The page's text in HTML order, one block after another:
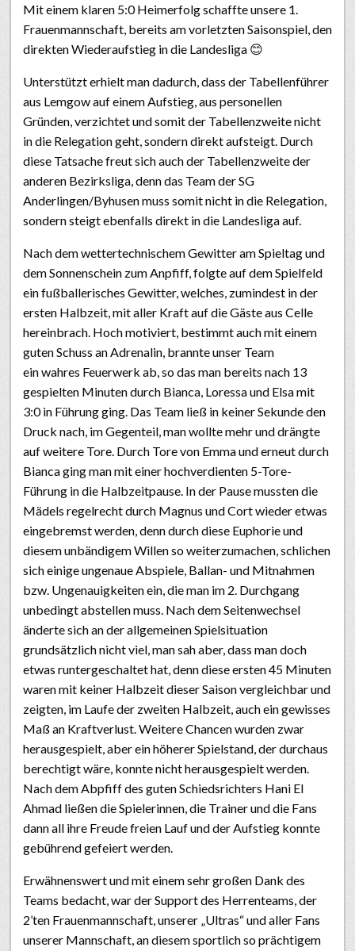
Mit einem klaren 5:0 Heimerfolg schaffte unsere 1.
Frauenmannschaft, bereits am vorletzten Saisonspiel, den
direkten Wiederaufstieg in die Landesliga 😊
Unterstützt erhielt man dadurch, dass der Tabellenführer
aus Lemgow auf einem Aufstieg, aus personellen
Gründen, verzichtet und somit der Tabellenzweite nicht
in die Relegation geht, sondern direkt aufsteigt. Durch
diese Tatsache freut sich auch der Tabellenzweite der
anderen Bezirksliga, denn das Team der SG
Anderlingen/Byhusen muss somit nicht in die Relegation,
sondern steigt ebenfalls direkt in die Landesliga auf.
Nach dem wettertechnischem Gewitter am Spieltag und
dem Sonnenschein zum Anpfiff, folgte auf dem Spielfeld
ein fußballerisches Gewitter, welches, zumindest in der
ersten Halbzeit, mit aller Kraft auf die Gäste aus Celle
hereinbrach. Hoch motiviert, bestimmt auch mit einem
guten Schuss an Adrenalin, brannte unser Team
ein wahres Feuerwerk ab, so das man bereits nach 13
gespielten Minuten durch Bianca, Loressa und Elsa mit
3:0 in Führung ging. Das Team ließ in keiner Sekunde den
Druck nach, im Gegenteil, man wollte mehr und drängte
auf weitere Tore. Durch Tore von Emma und erneut durch
Bianca ging man mit einer hochverdienten 5-Tore-
Führung in die Halbzeitpause. In der Pause mussten die
Mädels regelrecht durch Magnus und Cort wieder etwas
eingebremst werden, denn durch diese Euphorie und
diesem unbändigem Willen so weiterzumachen, schlichen
sich einige ungenaue Abspiele, Ballan- und Mitnahmen
bzw. Ungenauigkeiten ein, die man im 2. Durchgang
unbedingt abstellen muss. Nach dem Seitenwechsel
änderte sich an der allgemeinen Spielsituation
grundsätzlich nicht viel, man sah aber, dass man doch
etwas runtergeschaltet hat, denn diese ersten 45 Minuten
waren mit keiner Halbzeit dieser Saison vergleichbar und
zeigten, im Laufe der zweiten Halbzeit, auch ein gewisses
Maß an Kraftverlust. Weitere Chancen wurden zwar
herausgespielt, aber ein höherer Spielstand, der durchaus
berechtigt wäre, konnte nicht herausgespielt werden.
Nach dem Abpfiff des guten Schiedsrichters Hani El
Ahmad ließen die Spielerinnen, die Trainer und die Fans
dann all ihre Freude freien Lauf und der Aufstieg konnte
gebührend gefeiert werden.
Erwähnenswert und mit einem sehr großen Dank des
Teams bedacht, war der Support des Herrenteams, der
2’ten Frauenmannschaft, unserer „Ultras“ und aller Fans
unserer Mannschaft, an diesem sportlich so prächtigem